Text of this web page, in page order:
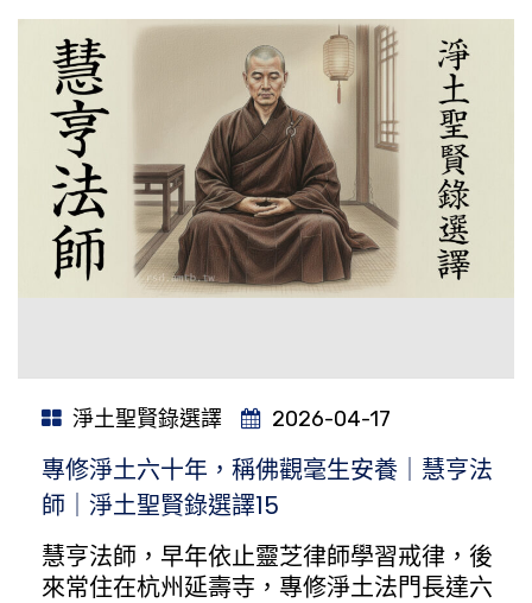
淨土聖賢錄選譯 2026-04-17
專修淨土六十年，稱佛觀毫生安養｜慧亨法
師｜淨土聖賢錄選譯15
慧亨法師，早年依止靈芝律師學習戒律，後
來常住在杭州延壽寺，專修淨土法門長達六